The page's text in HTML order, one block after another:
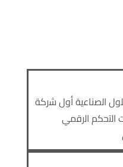
اﻟﺻﻧﺎﻋﯾﺔ أول ﺷرﻛﺔ
اﻟﺗﺣﻛم اﻟرﻗﻣﻲ